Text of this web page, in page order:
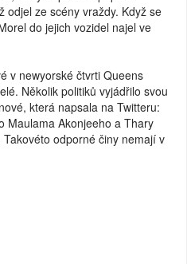
odjel ze scény vraždy. Když se
do jejich vozidel najel ve
v newyorské čtvrti Queens
Několik politiků vyjádřilo svou
která napsala na Twitteru:
Maulama Akonjeeho a Thary
odporné činy nemají v